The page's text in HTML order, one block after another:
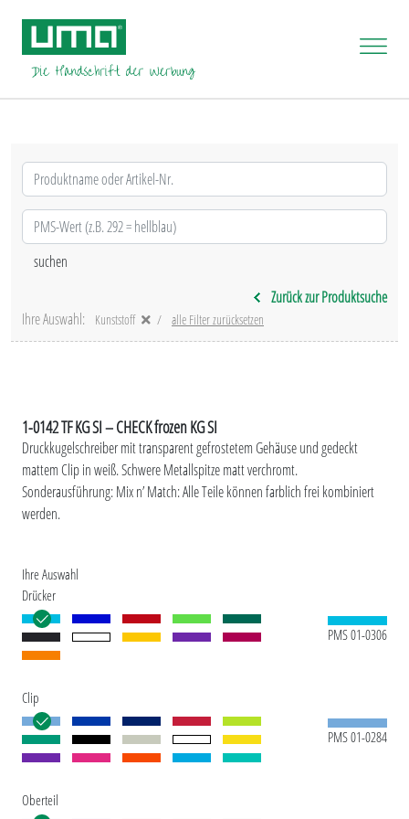
Zurück zur Produktsuche
Ihre Auswahl:
Kunststoff alle Filter zurücksetzen
1-0142 TF KG SI – CHECK frozen KG SI
Druckkugelschreiber mit transparent gefrostetem Gehäuse und gedeckt
mattem Clip in weiß. Schwere Metallspitze matt verchromt.
Sonderausführung: Mix n’ Match: Alle Teile können farblich frei kombiniert
werden.
Ihre Auswahl
Drücker
PMS 01-0306
Clip
PMS 01-0284
Oberteil